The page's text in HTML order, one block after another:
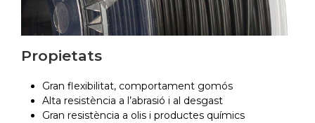
Propietats
Gran flexibilitat, comportament gomós
Alta resistència a l’abrasió i al desgast
Gran resistència a olis i productes químics